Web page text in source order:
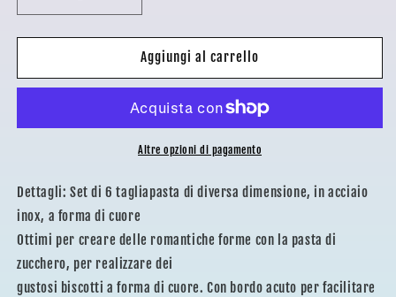
quantità
per
TAGLIAPASTA
CUORI
quantità
per
TAGLIAPASTA
CUORI
Aggiungi al carrello
Altre opzioni di pagamento
Dettagli: Set di 6 tagliapasta di diversa dimensione, in acciaio
inox, a forma di cuore
Ottimi per creare delle romantiche forme con la pasta di
zucchero, per realizzare dei
gustosi biscotti a forma di cuore. Con bordo acuto per facilitare